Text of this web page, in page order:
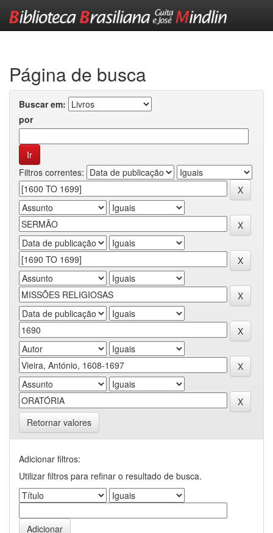
Página de busca
Buscar em:
por
Filtros correntes:
Retornar valores
Adicionar filtros:
Utilizar filtros para refinar o resultado de busca.